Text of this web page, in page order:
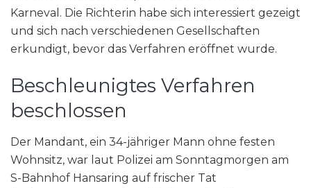
Karneval. Die Richterin habe sich interessiert gezeigt
und sich nach verschiedenen Gesellschaften
erkundigt, bevor das Verfahren eröffnet wurde.
Beschleunigtes Verfahren
beschlossen
Der Mandant, ein 34-jähriger Mann ohne festen
Wohnsitz, war laut Polizei am Sonntagmorgen am
S-Bahnhof Hansaring auf frischer Tat